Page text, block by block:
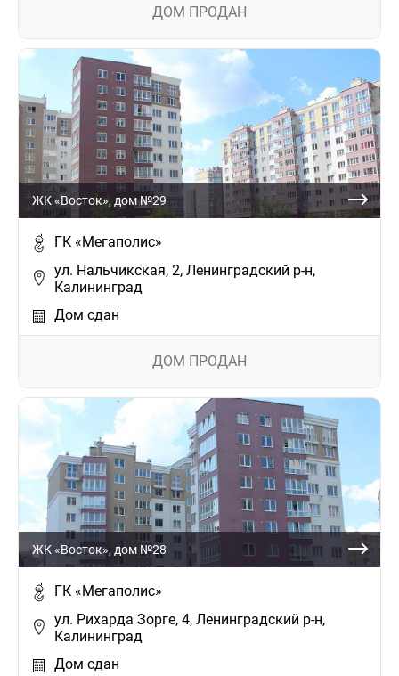
ДОМ ПРОДАН
ЖК «Восток», дом №29
ГК «Мегаполис»
ул. Нальчикская, 2, Ленинградский р-н,
Калининград
Дом сдан
ДОМ ПРОДАН
ЖК «Восток», дом №28
ГК «Мегаполис»
ул. Рихарда Зорге, 4, Ленинградский р-н,
Калининград
Дом сдан